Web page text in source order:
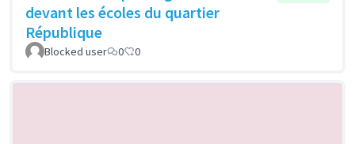
devant les écoles du quartier
République
Blocked user 0 0